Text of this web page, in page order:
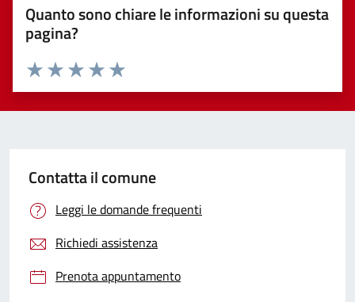
Quanto sono chiare le informazioni su questa
pagina?
Valuta 5 stelle su 5
Valuta 4 stelle su 5
Valuta 3 stelle su 5
Valuta 2 stelle su 5
Valuta 1 stelle su 5
Contatta il comune
Leggi le domande frequenti
Richiedi assistenza
Prenota appuntamento